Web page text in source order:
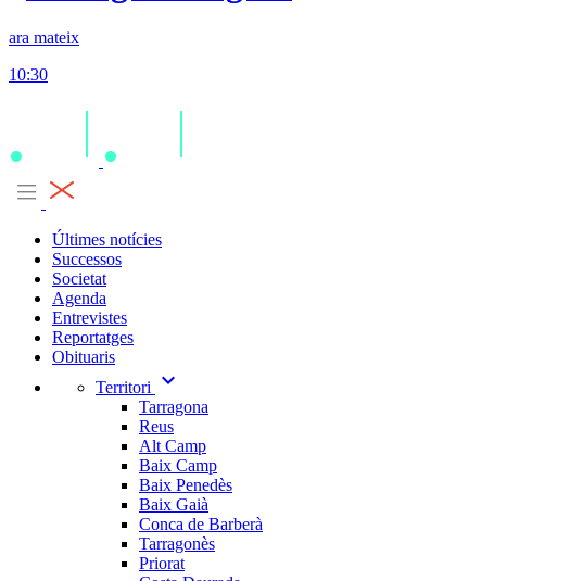
ara mateix
10:30
Últimes notícies
Successos
Societat
Agenda
Entrevistes
Reportatges
Obituaris
Territori
expand_more
Tarragona
Reus
Alt Camp
Baix Camp
Baix Penedès
Baix Gaià
Conca de Barberà
Tarragonès
Priorat